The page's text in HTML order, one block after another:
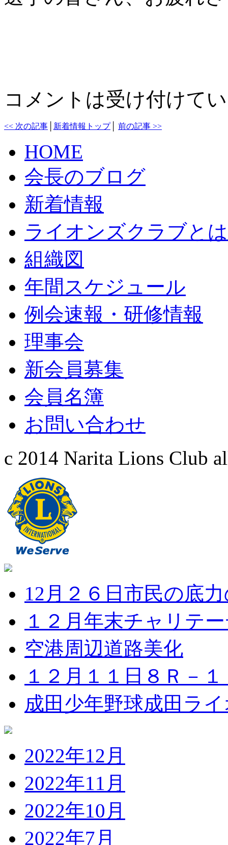
コメントは受け付けて
<< 次の記事 新着情報トップ│ 前の記事 >>
HOME
会長のブログ
新着情報
ライオンズクラブとは
組織図
年間スケジュール
例会速報・研修情報
理事会
新会員募集
会員名簿
お問い合わせ
c 2014 Narita Lions Club
12月２６日市民の底
１２月年末チャリテ
空港周辺道路美化
１２月１１日８Ｒ－
成田少年野球成田ラ
2022年12月
2022年11月
2022年10月
2022年7月